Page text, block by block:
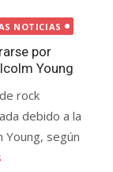
NOTICIAS
por
Young
rock
debido a la
según